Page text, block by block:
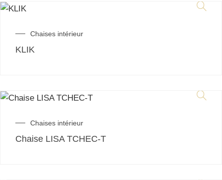
Chaises intérieur
KLIK
Chaises intérieur
Chaise LISA TCHEC-T